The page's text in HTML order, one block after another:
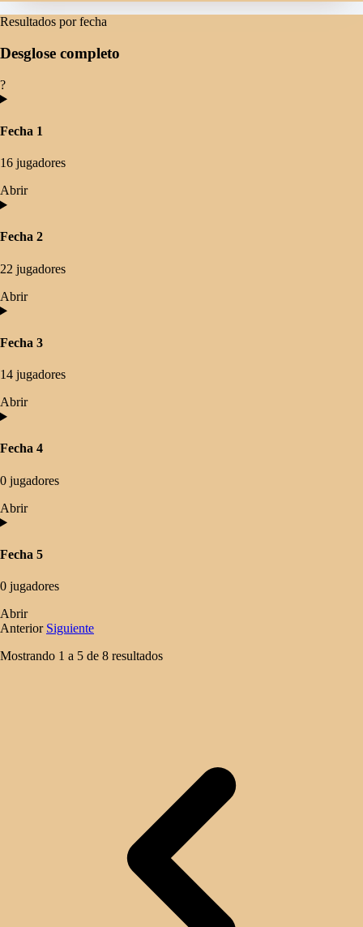
Resultados por fecha
Desglose completo
?
Fecha 1
16 jugadores
Abrir
Fecha 2
22 jugadores
Abrir
Fecha 3
14 jugadores
Abrir
Fecha 4
0 jugadores
Abrir
Fecha 5
0 jugadores
Abrir
Anterior Siguiente
Mostrando 1 a 5 de 8 resultados